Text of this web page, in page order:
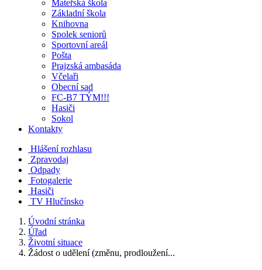
Mateřská škola
Základní škola
Knihovna
Spolek seniorů
Sportovní areál
Pošta
Prajzská ambasáda
Včelaři
Obecní sad
FC-B7 TÝM!!!
Hasiči
Sokol
Kontakty
Hlášení rozhlasu
Zpravodaj
Odpady
Fotogalerie
Hasiči
TV Hlučínsko
Úvodní stránka
Úřad
Životní situace
Žádost o udělení (změnu, prodloužení...